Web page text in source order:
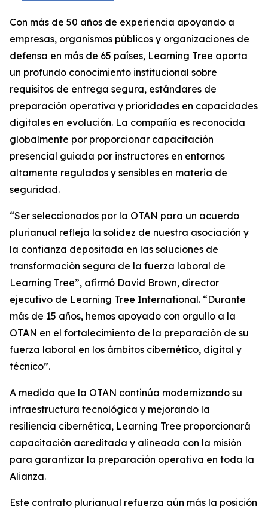
Con más de 50 años de experiencia apoyando a
empresas, organismos públicos y organizaciones de
defensa en más de 65 países, Learning Tree aporta
un profundo conocimiento institucional sobre
requisitos de entrega segura, estándares de
preparación operativa y prioridades en capacidades
digitales en evolución. La compañía es reconocida
globalmente por proporcionar capacitación
presencial guiada por instructores en entornos
altamente regulados y sensibles en materia de
seguridad.
“Ser seleccionados por la OTAN para un acuerdo
plurianual refleja la solidez de nuestra asociación y
la confianza depositada en las soluciones de
transformación segura de la fuerza laboral de
Learning Tree”, afirmó David Brown, director
ejecutivo de Learning Tree International. “Durante
más de 15 años, hemos apoyado con orgullo a la
OTAN en el fortalecimiento de la preparación de su
fuerza laboral en los ámbitos cibernético, digital y
técnico”.
A medida que la OTAN continúa modernizando su
infraestructura tecnológica y mejorando la
resiliencia cibernética, Learning Tree proporcionará
capacitación acreditada y alineada con la misión
para garantizar la preparación operativa en toda la
Alianza.
Este contrato plurianual refuerza aún más la posición